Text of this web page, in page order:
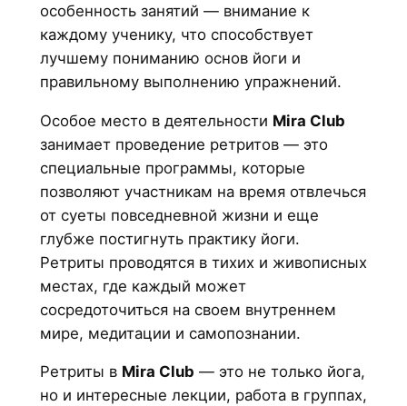
особенность занятий — внимание к
каждому ученику, что способствует
лучшему пониманию основ йоги и
правильному выполнению упражнений.
Особое место в деятельности Mira Club
занимает проведение ретритов — это
специальные программы, которые
позволяют участникам на время отвлечься
от суеты повседневной жизни и еще
глубже постигнуть практику йоги.
Ретриты проводятся в тихих и живописных
местах, где каждый может
сосредоточиться на своем внутреннем
мире, медитации и самопознании.
Ретриты в Mira Club — это не только йога,
но и интересные лекции, работа в группах,